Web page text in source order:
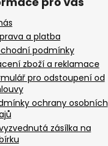
a platba
podmínky
zboží a reklamace
pro odstoupení od
ochrany osobních
zásílka na